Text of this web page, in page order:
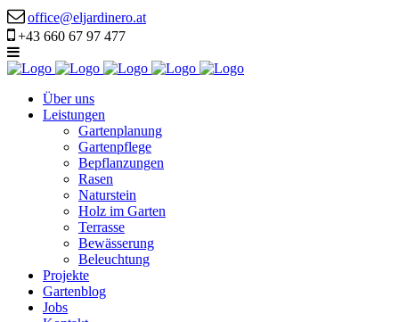
office@eljardinero.at
+43 660 67 97 477
Über uns
Leistungen
Gartenplanung
Gartenpflege
Bepflanzungen
Rasen
Naturstein
Holz im Garten
Terrasse
Bewässerung
Beleuchtung
Projekte
Gartenblog
Jobs